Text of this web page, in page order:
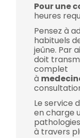
Pour une
heures
Pensez à
habituels
jeûne. Par
doit
complet
à
Le service
en charge
à travers